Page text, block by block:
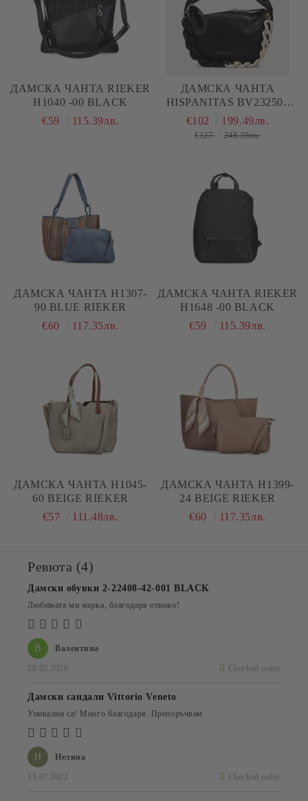
ДАМСКА ЧАНТА RIEKER
H1040 -00 BLACK
€59
115.39лв.
ДАМСКА ЧАНТА
HISPANITAS BV232505
BLACK
€102 199.49лв.
€127 248.39лв.
ДАМСКА ЧАНТА H1307-
90 BLUE RIEKER
€60
117.35лв.
ДАМСКА ЧАНТА RIEKER
H1648 -00 BLACK
€59
115.39лв.
ДАМСКА ЧАНТА H1045-
60 BEIGE RIEKER
€57
111.48лв.
ДАМСКА ЧАНТА H1399-
24 BEIGE RIEKER
€60
117.35лв.
Ревюта (4)
В Валентина
28.02.2026 Checked order
Дамски обувки 2-22408-42-001 BLACK
Любимата ми марка, благодаря отново!
Н Нелина
15.07.2022 Checked order
Дамски сандали Vittorio Veneto
Уникални са! Много благодаря. Препоръчвам